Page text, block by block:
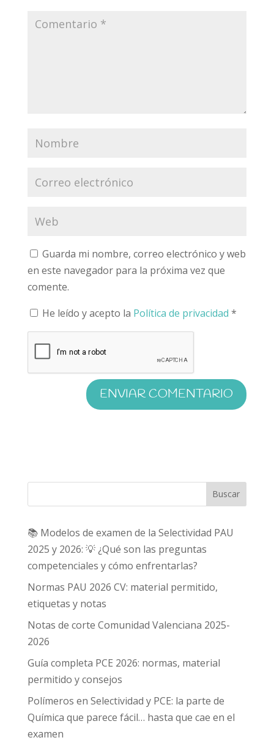
Guarda mi nombre, correo electrónico y web
en este navegador para la próxima vez que
comente.
He leído y acepto la Política de privacidad *
Buscar
📚 Modelos de examen de la Selectividad PAU
2025 y 2026: 💡 ¿Qué son las preguntas
competenciales y cómo enfrentarlas?
Normas PAU 2026 CV: material permitido,
etiquetas y notas
Notas de corte Comunidad Valenciana 2025-
2026
Guía completa PCE 2026: normas, material
permitido y consejos
Polímeros en Selectividad y PCE: la parte de
Química que parece fácil… hasta que cae en el
examen